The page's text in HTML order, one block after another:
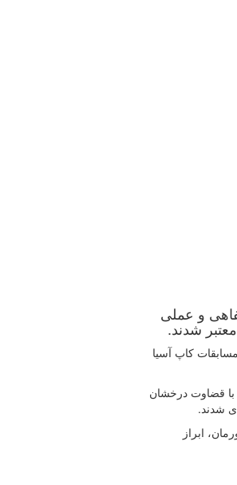
و عملی
شدند.
کاپ آسیا
با قضاوت درخشان
شدند.
ابراز